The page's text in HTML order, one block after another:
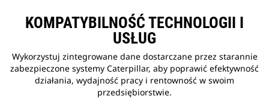
KOMPATYBILNOŚĆ TECHNOLOGII I
USŁUG
Wykorzystuj zintegrowane dane dostarczane przez starannie
zabezpieczone systemy Caterpillar, aby poprawić efektywność
działania, wydajność pracy i rentowność w swoim
przedsiębiorstwie.